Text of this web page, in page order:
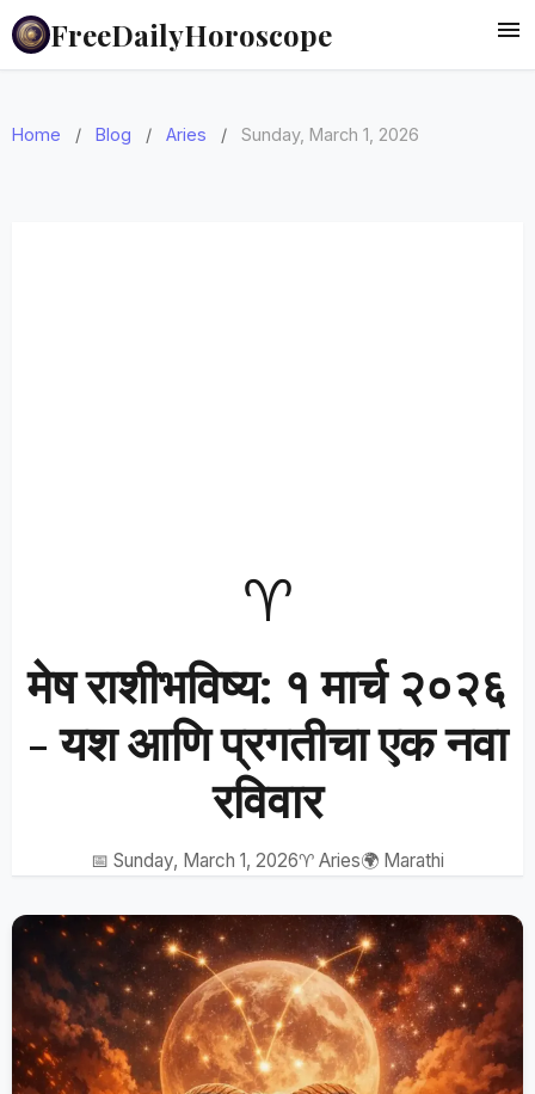
FreeDailyHoroscope
Home / Blog / Aries / Sunday, March 1, 2026
♈
मेष राशीभविष्य: १ मार्च २०२६
- यश आणि प्रगतीचा एक नवा
रविवार
📅 Sunday, March 1, 2026♈ Aries🌍 Marathi